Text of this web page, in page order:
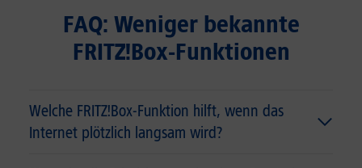
FAQ: Weniger bekannte
FRITZ!Box-Funktionen
Welche FRITZ!Box-Funktion hilft, wenn das
Internet plötzlich langsam wird?